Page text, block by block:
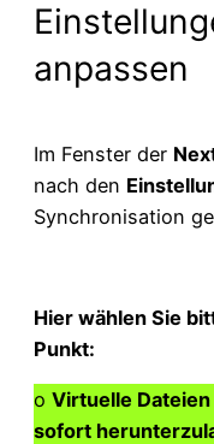
anpassen
Im Fenster der
nach den
Synchronisation
Hier wählen Sie
Punkt:
o Virtuelle
sofort